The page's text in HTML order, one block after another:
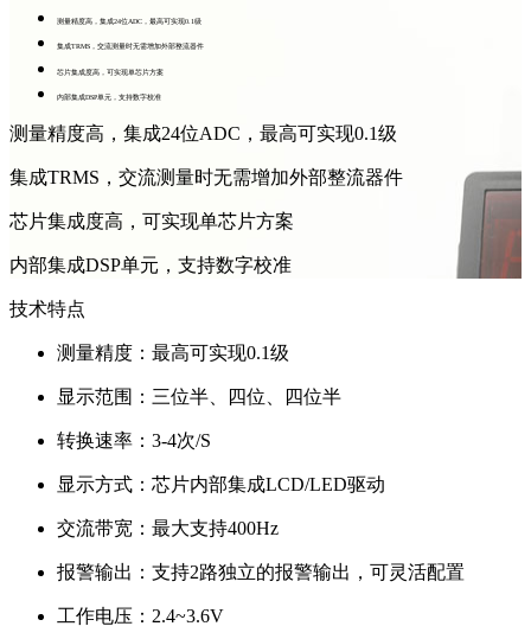
测量精度高，集成24位ADC，最高可实现0.1级
集成TRMS，交流测量时无需增加外部整流器件
芯片集成度高，可实现单芯片方案
内部集成DSP单元，支持数字校准
测量精度高，集成24位ADC，最高可实现0.1级
集成TRMS，交流测量时无需增加外部整流器件
芯片集成度高，可实现单芯片方案
内部集成DSP单元，支持数字校准
技术特点
测量精度：最高可实现0.1级
显示范围：三位半、四位、四位半
转换速率：3-4次/S
显示方式：芯片内部集成LCD/LED驱动
交流带宽：最大支持400Hz
报警输出：支持2路独立的报警输出，可灵活配置
工作电压：2.4~3.6V